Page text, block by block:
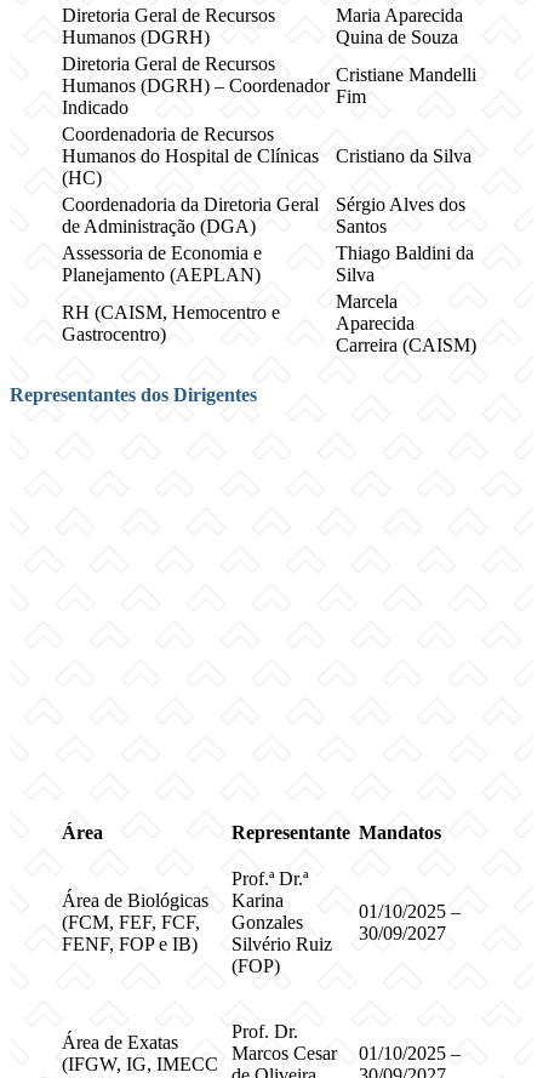
Diretoria Geral de Recursos
Humanos (DGRH)
Maria Aparecida
Quina de Souza
Diretoria Geral de Recursos
Humanos (DGRH) – Coordenador
Indicado
Cristiane Mandelli
Fim
Coordenadoria de Recursos
Humanos do Hospital de Clínicas
(HC)
Cristiano da Silva
Coordenadoria da Diretoria Geral
de Administração (DGA)
Sérgio Alves dos
Santos
Assessoria de Economia e
Planejamento (AEPLAN)
Thiago Baldini da
Silva
RH (CAISM, Hemocentro e
Gastrocentro)
Marcela
Aparecida
Carreira (CAISM)
Representantes dos Dirigentes
Área Representante Mandatos
Área de Biológicas
(FCM, FEF, FCF,
FENF, FOP e IB)
Prof.ª Dr.ª
Karina
Gonzales
Silvério Ruiz
(FOP)
01/10/2025 –
30/09/2027
Área de Exatas
(IFGW, IG, IMECC
Prof. Dr.
Marcos Cesar
01/10/2025 –